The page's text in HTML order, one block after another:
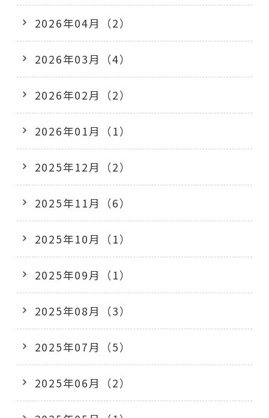
2026年04月（2）
2026年03月（4）
2026年02月（2）
2026年01月（1）
2025年12月（2）
2025年11月（6）
2025年10月（1）
2025年09月（1）
2025年08月（3）
2025年07月（5）
2025年06月（2）